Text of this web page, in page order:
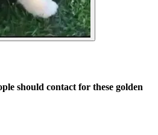
should contact for these golden